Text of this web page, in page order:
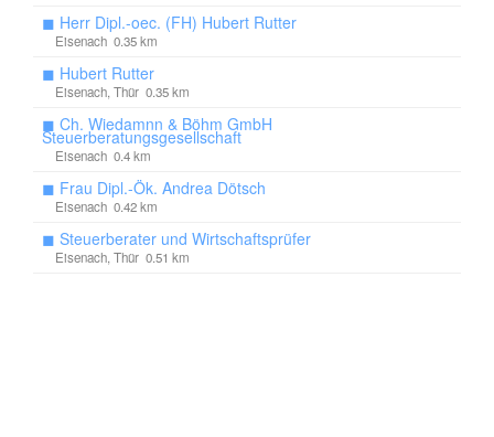
◼ Herr Dipl.-oec. (FH) Hubert Rutter
Eisenach 0.35 km
◼ Hubert Rutter
Eisenach, Thür 0.35 km
◼ Ch. Wiedamnn & Böhm GmbH
Steuerberatungsgesellschaft
Eisenach 0.4 km
◼ Frau Dipl.-Ök. Andrea Dötsch
Eisenach 0.42 km
◼ Steuerberater und Wirtschaftsprüfer
Eisenach, Thür 0.51 km